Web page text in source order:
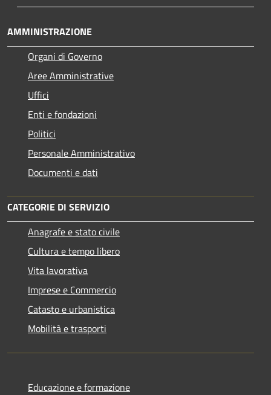
AMMINISTRAZIONE
Organi di Governo
Aree Amministrative
Uffici
Enti e fondazioni
Politici
Personale Amministrativo
Documenti e dati
CATEGORIE DI SERVIZIO
Anagrafe e stato civile
Cultura e tempo libero
Vita lavorativa
Imprese e Commercio
Catasto e urbanistica
Mobilità e trasporti
Educazione e formazione